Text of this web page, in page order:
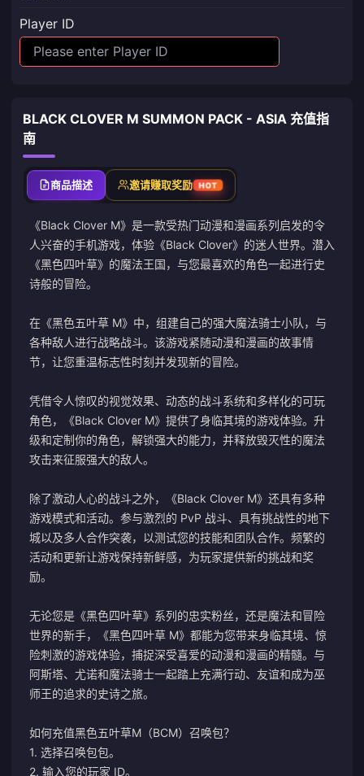
Player ID
BLACK CLOVER M SUMMON PACK - ASIA 充值指
南
商品描述 邀请赚取奖励 HOT
《Black Clover M》是一款受热门动漫和漫画系列启发的令
人兴奋的手机游戏，体验《Black Clover》的迷人世界。潜入
《黑色四叶草》的魔法王国，与您最喜欢的角色一起进行史
诗般的冒险。
在《黑色五叶草 M》中，组建自己的强大魔法骑士小队，与
各种敌人进行战略战斗。该游戏紧随动漫和漫画的故事情
节，让您重温标志性时刻并发现新的冒险。
凭借令人惊叹的视觉效果、动态的战斗系统和多样化的可玩
角色，《Black Clover M》提供了身临其境的游戏体验。升
级和定制你的角色，解锁强大的能力，并释放毁灭性的魔法
攻击来征服强大的敌人。
除了激动人心的战斗之外，《Black Clover M》还具有多种
游戏模式和活动。参与激烈的 PvP 战斗、具有挑战性的地下
城以及多人合作突袭，以测试您的技能和团队合作。频繁的
活动和更新让游戏保持新鲜感，为玩家提供新的挑战和奖
励。
无论您是《黑色四叶草》系列的忠实粉丝，还是魔法和冒险
世界的新手，《黑色四叶草 M》都能为您带来身临其境、惊
险刺激的游戏体验，捕捉深受喜爱的动漫和漫画的精髓。与
阿斯塔、尤诺和魔法骑士一起踏上充满行动、友谊和成为巫
师王的追求的史诗之旅。
如何充值黑色五叶草M（BCM）召唤包？
1. 选择召唤包包。
2. 输入您的玩家 ID。